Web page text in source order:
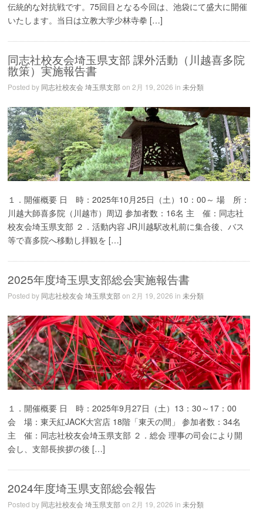
伝統的な対抗戦です。75回目となる今回は、池袋にて盛大に開催
いたします。当日は立教大学少林寺拳 […]
同志社校友会埼玉県支部 課外活動（川越喜多院
散策）実施報告書
Posted by 同志社校友会 埼玉県支部on 2月 19, 2026 in未分類
１．開催概要 日 時：2025年10月25日（土）10：00～ 場 所：
川越大師喜多院（川越市）周辺 参加者数：16名 主 催：同志社
校友会埼玉県支部 ２．活動内容 JR川越駅改札前に集合後、バス
等で喜多院へ移動し拝観を […]
2025年度埼玉県支部総会実施報告書
Posted by 同志社校友会 埼玉県支部on 2月 19, 2026 in未分類
１．開催概要 日 時：2025年9月27日（土）13：30～17：00
会 場：東天紅JACK大宮店 18階「東天の間」 参加者数：34名
主 催：同志社校友会埼玉県支部 ２．総会 理事の司会により開
会し、支部長挨拶の後 […]
2024年度埼玉県支部総会報告
Posted by 同志社校友会 埼玉県支部on 2月 19, 2026 in未分類